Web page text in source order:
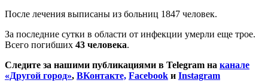
После лечения выписаны из больниц 1847 человек.
За последние сутки в области от инфекции умерли еще трое.
Всего погибших 43 человека.
Следите за нашими публикациями в Telegram на канале
«Другой город», ВКонтакте, Facebook и Instagram